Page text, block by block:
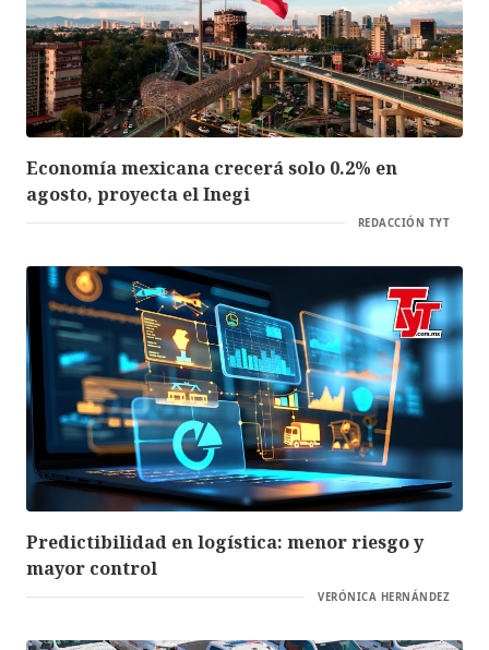
Economía mexicana crecerá solo 0.2% en
agosto, proyecta el Inegi
REDACCIÓN TYT
Predictibilidad en logística: menor riesgo y
mayor control
VERÓNICA HERNÁNDEZ